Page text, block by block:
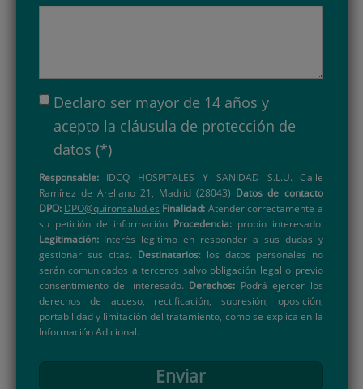
Declaro ser mayor de 14 años y
acepto la cláusula de protección de
datos (*)
Responsable:IDCQ HOSPITALES Y SANIDAD S.L.U. Calle
Ramírez de Arellano 21, Madrid (28043) Datos de contacto
DPO: DPO@quironsalud.es Finalidad: Atender correctamente a
su petición de información Procedencia:propio interesado.
Legitimación:Interés legítimo en responder a sus dudas y
gestionar sus citas. Destinatarios: los datos personales no
serán comunicados a terceros salvo obligación legal o previo
consentimiento del interesado. Derechos: Podrá ejercer los
derechos de acceso, rectificación, supresión, oposición,
portabilidad y limitación del tratamiento, como se explica en la
Información Adicional.
Enviar